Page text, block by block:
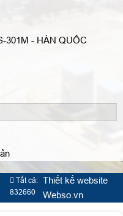
301M - HÀN QUỐC
Tất cả:
832660
Thiết kế website
Webso.vn